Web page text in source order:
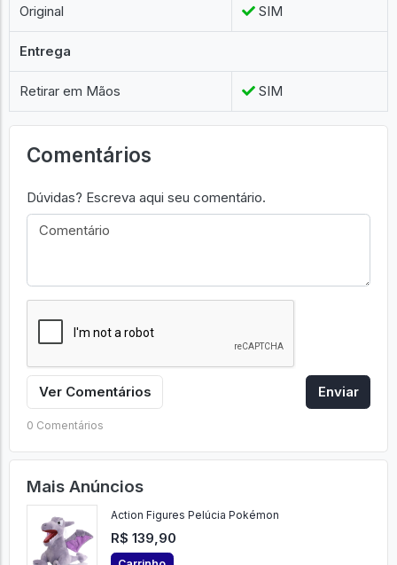
Original SIM
Entrega
Retirar em Mãos SIM
Comentários
Dúvidas? Escreva aqui seu comentário.
Ver Comentários Enviar
0 Comentários
Mais Anúncios
Action Figures Pelúcia Pokémon
R$ 139,90